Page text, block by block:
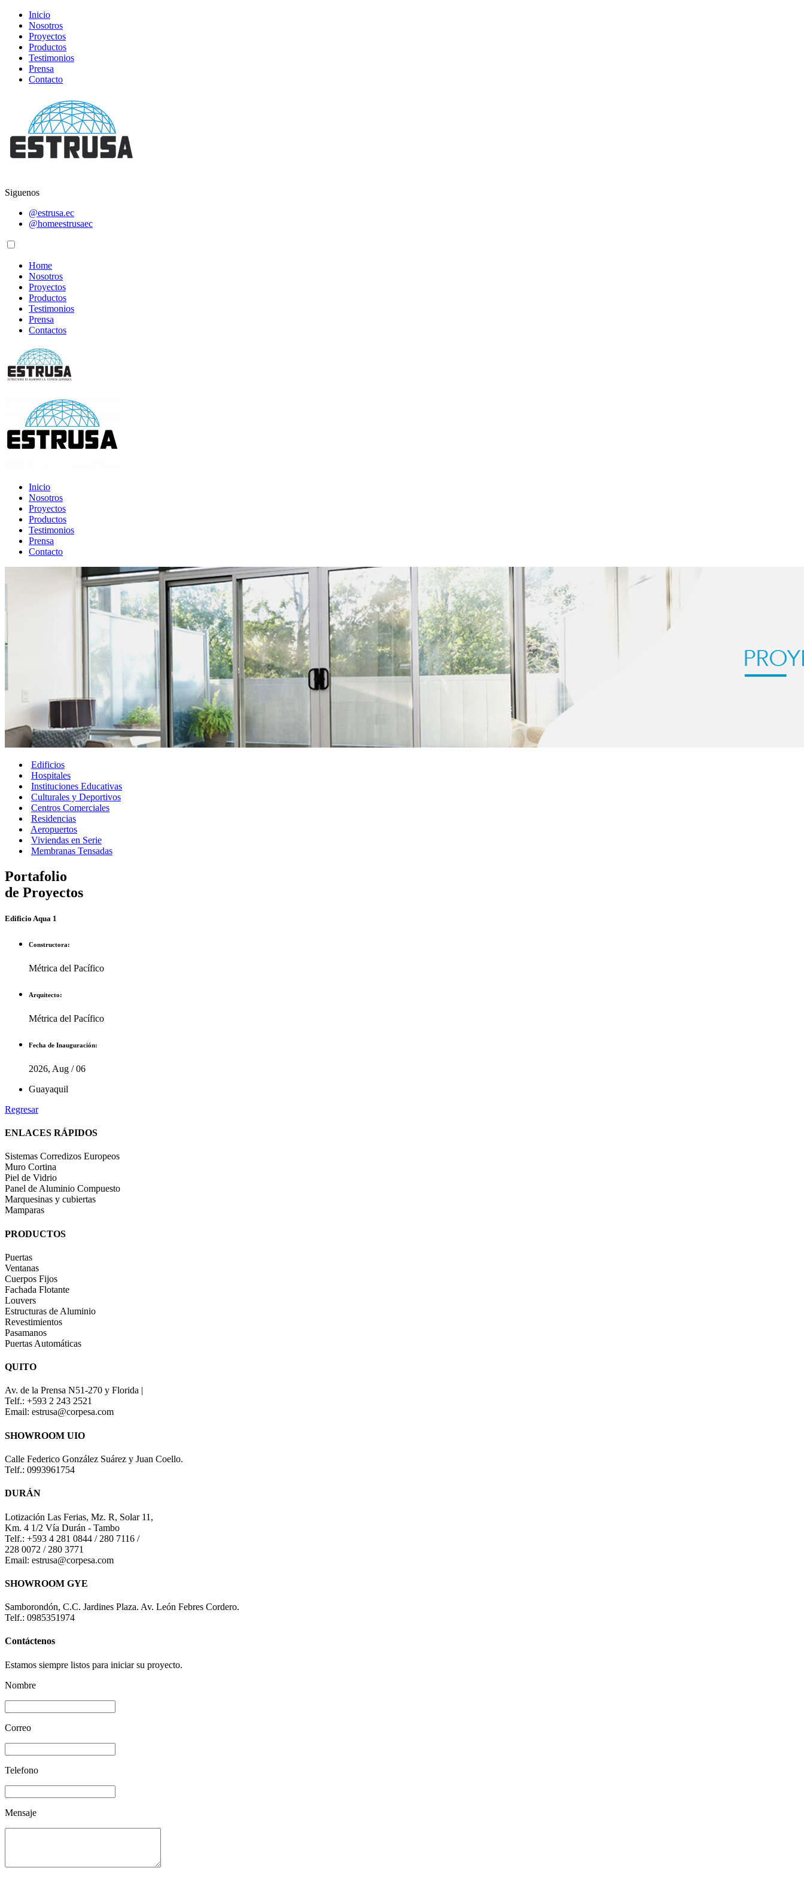
Inicio
Nosotros
Proyectos
Productos
Testimonios
Prensa
Contacto
Siguenos
@estrusa.ec
@homeestrusaec
Home
Nosotros
Proyectos
Productos
Testimonios
Prensa
Contactos
Inicio
Nosotros
Proyectos
Productos
Testimonios
Prensa
Contacto
Edificios
Hospitales
Instituciones Educativas
Culturales y Deportivos
Centros Comerciales
Residencias
Aeropuertos
Viviendas en Serie
Membranas Tensadas
Portafolio
de Proyectos
Edificio Aqua 1
Constructora:
Métrica del Pacífico
Arquitecto:
Métrica del Pacífico
Fecha de Inauguración:
2026, Aug / 06
Guayaquil
Regresar
ENLACES RÁPIDOS
Sistemas Corredizos Europeos
Muro Cortina
Piel de Vidrio
Panel de Aluminio Compuesto
Marquesinas y cubiertas
Mamparas
PRODUCTOS
Puertas
Ventanas
Cuerpos Fijos
Fachada Flotante
Louvers
Estructuras de Aluminio
Revestimientos
Pasamanos
Puertas Automáticas
QUITO
Av. de la Prensa N51-270 y Florida |
Telf.: +593 2 243 2521
Email: estrusa@corpesa.com
SHOWROOM UIO
Calle Federico González Suárez y Juan Coello.
Telf.: 0993961754
DURÁN
Lotización Las Ferias, Mz. R, Solar 11,
Km. 4 1/2 Vía Durán - Tambo
Telf.: +593 4 281 0844 / 280 7116 /
228 0072 / 280 3771
Email: estrusa@corpesa.com
SHOWROOM GYE
Samborondón, C.C. Jardines Plaza. Av. León Febres Cordero.
Telf.: 0985351974
Contáctenos
Estamos siempre listos para iniciar su proyecto.
Nombre
Correo
Telefono
Mensaje